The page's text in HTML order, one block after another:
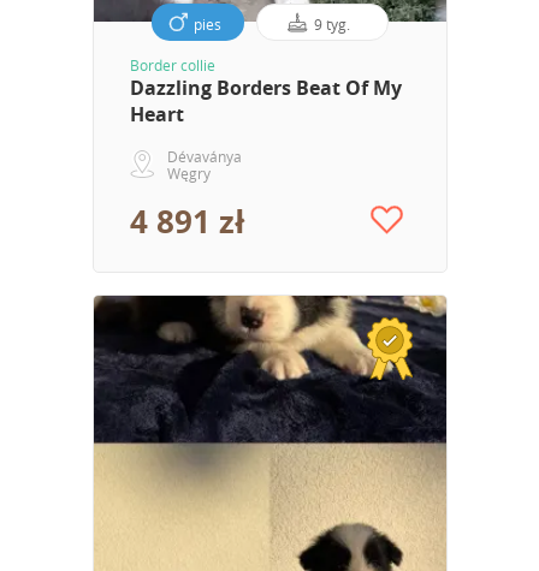
pies 9 tyg.
Border collie
Dazzling Borders Beat Of My
Heart
Dévaványa
Węgry
4 891 zł